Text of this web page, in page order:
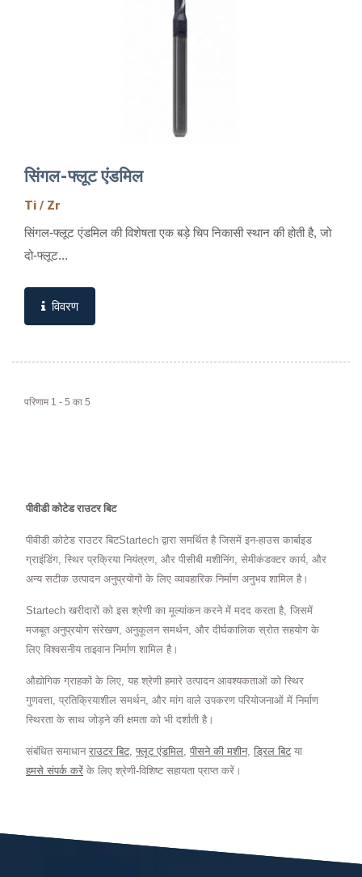
सिंगल-फ्लूट एंडमिल
Ti / Zr
सिंगल-फ्लूट एंडमिल की विशेषता एक बड़े चिप निकासी स्थान की होती है, जो
दो-फ्लूट...
विवरण
परिणाम 1 - 5 का 5
पीवीडी कोटेड राउटर बिट
पीवीडी कोटेड राउटर बिटStartech द्वारा समर्थित है जिसमें इन-हाउस कार्बाइड
ग्राइंडिंग, स्थिर प्रक्रिया नियंत्रण, और पीसीबी मशीनिंग, सेमीकंडक्टर कार्य, और
अन्य सटीक उत्पादन अनुप्रयोगों के लिए व्यावहारिक निर्माण अनुभव शामिल है।
Startech खरीदारों को इस श्रेणी का मूल्यांकन करने में मदद करता है, जिसमें
मजबूत अनुप्रयोग संरेखण, अनुकूलन समर्थन, और दीर्घकालिक स्रोत सहयोग के
लिए विश्वसनीय ताइवान निर्माण शामिल है।
औद्योगिक ग्राहकों के लिए, यह श्रेणी हमारे उत्पादन आवश्यकताओं को स्थिर
गुणवत्ता, प्रतिक्रियाशील समर्थन, और मांग वाले उपकरण परियोजनाओं में निर्माण
स्थिरता के साथ जोड़ने की क्षमता को भी दर्शाती है।
संबंधित समाधान राउटर बिट, फ्लूट एंडमिल, पीसने की मशीन, ड्रिल बिटया
हमसे संपर्क करें के लिए श्रेणी-विशिष्ट सहायता प्राप्त करें।